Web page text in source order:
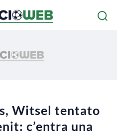
Witsel tentato
c’entra una